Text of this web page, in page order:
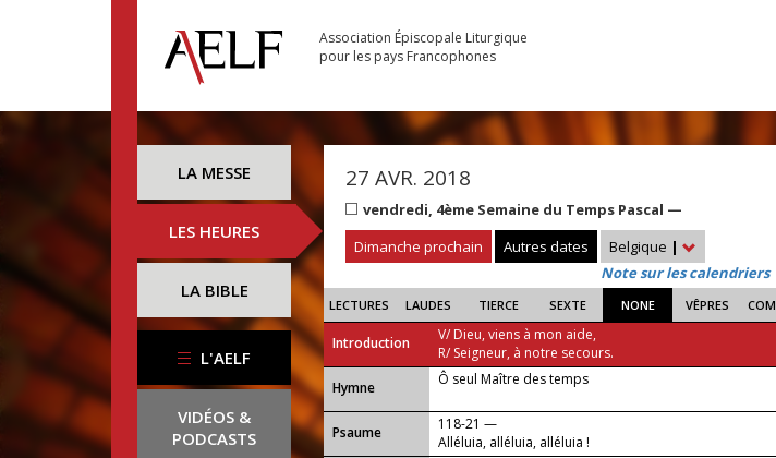
Association Épiscopale Liturgique
pour les pays Francophones
LA MESSE
LES HEURES
LA BIBLE
L'AELF
VIDÉOS &
PODCASTS
27 AVR. 2018
vendredi, 4ème Semaine du Temps Pascal —
Dimanche prochain
Autres dates Belgique |
Note sur les calendriers
LECTURES LAUDES TIERCE SEXTE NONE VÊPRES
Introduction
V/ Dieu, viens à mon aide,
R/ Seigneur, à notre secours.
...
Hymne Ô seul Maître des temps
Psaume
118-21 —
Alléluia, alléluia, alléluia !